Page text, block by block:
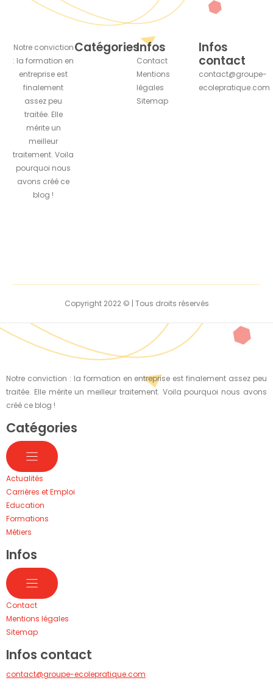
Notre conviction
: la formation en
entreprise est
finalement
assez peu
traitée. Elle
mérite un
meilleur
traitement. Voila
pourquoi nous
avons créé ce
blog !
CatégoriesInfos
Contact
Mentions
légales
Sitemap
Infos
contact
contact@groupe-
ecolepratique.com
Copyright 2022 © | Tous droits réservés
Notre conviction : la formation en entreprise est finalement assez peu
traitée. Elle mérite un meilleur traitement. Voila pourquoi nous avons
créé ce blog !
Catégories
Actualités
Carrières et Emploi
Education
Formations
Métiers
Infos
Contact
Mentions légales
Sitemap
Infos contact
contact@groupe-ecolepratique.com